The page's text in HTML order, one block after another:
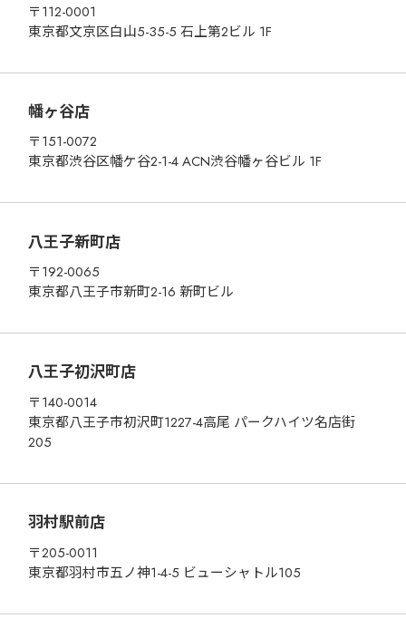
〒112-0001
東京都文京区白山5-35-5 石上第2ビル 1F
幡ヶ谷店
〒151-0072
東京都渋谷区幡ケ谷2-1-4 ACN渋谷幡ヶ谷ビル 1F
八王子新町店
〒192-0065
東京都八王子市新町2-16 新町ビル
八王子初沢町店
〒140-0014
東京都八王子市初沢町1227-4高尾 パークハイツ名店街
205
羽村駅前店
〒205-0011
東京都羽村市五ノ神1-4-5 ビューシャトル105